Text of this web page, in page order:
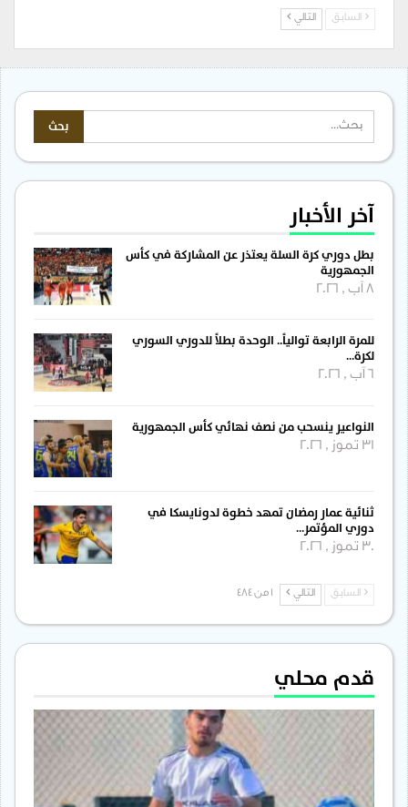
السابق التالي
آخر الأخبار
بطل دوري كرة السلة يعتذر عن المشاركة في كأس
الجمهورية
للمرة الرابعة توالياً.. الوحدة بطلاً للدوري السوري
لكرة…
النواعير ينسحب من نصف نهائي كأس الجمهورية
31 تموز , 2026
ثنائية عمار رمضان تمهد خطوة لدونايسكا في
دوري المؤتمر…
30 تموز , 2026
السابق التالي
قدم محلي